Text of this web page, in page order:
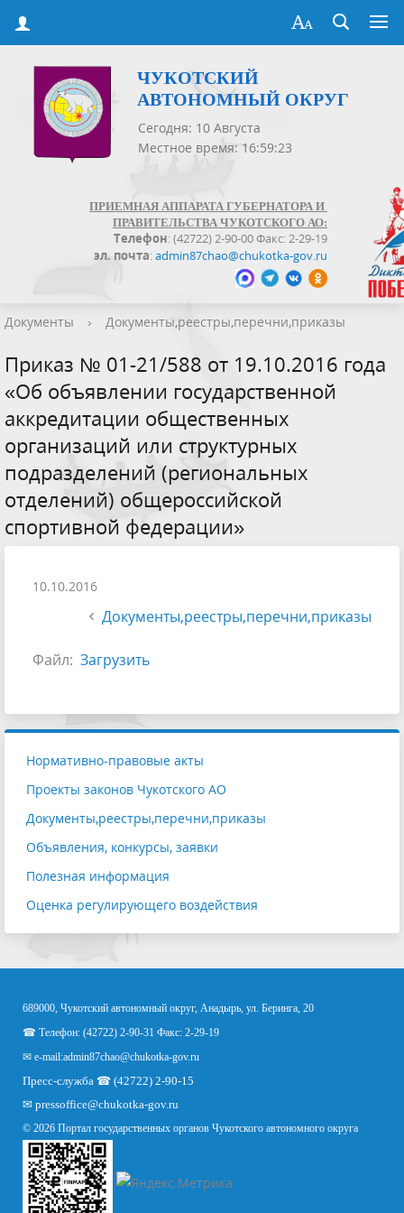
ЧУКОТСКИЙ
АВТОНОМНЫЙ ОКРУГ
Сегодня: 10 Августа
Местное время: 16:59:23
ПРИЕМНАЯ АППАРАТА ГУБЕРНАТОРА И
ПРАВИТЕЛЬСТВА ЧУКОТСКОГО АО:
Телефон: (42722) 2-90-00 Факс: 2-29-19
эл. почта:admin87chao@chukotka-gov.ru
Документы › Документы,реестры,перечни,приказы
Приказ № 01-21/588 от 19.10.2016 года
«Об объявлении государственной
аккредитации общественных
организаций или структурных
подразделений (региональных
отделений) общероссийской
спортивной федерации»
10.10.2016
Документы,реестры,перечни,приказы
Файл: Загрузить
Нормативно-правовые акты
Проекты законов Чукотского АО
Документы,реестры,перечни,приказы
Объявления, конкурсы, заявки
Полезная информация
Оценка регулирующего воздействия
689000, Чукотский автономный округ, Анадырь, ул. Беринга, 20
☎ Телефон: (42722) 2-90-31 Факс: 2-29-19
✉ e-mail:admin87chao@chukotka-gov.ru
Пресс-служба ☎ (42722) 2-90-15
✉ pressoffice@chukotka-gov.ru
© 2026 Портал государственных органов Чукотского автономного округа